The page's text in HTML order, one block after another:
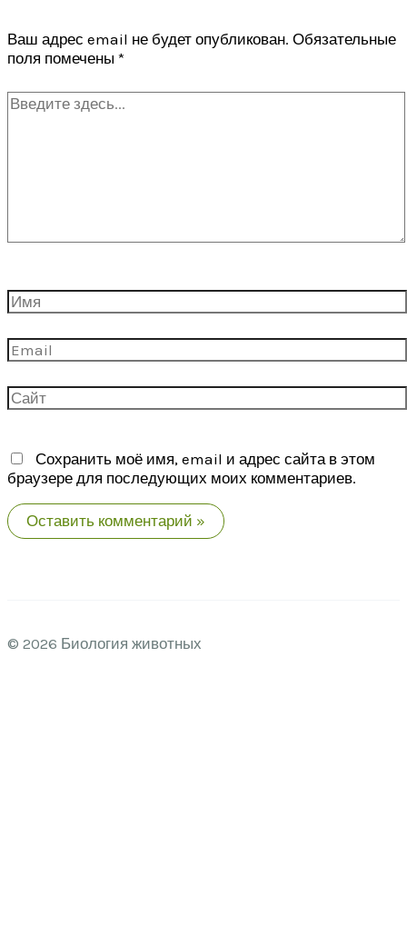
Ваш адрес email не будет опубликован. Обязательные
поля помечены *
Введите
Имя
Email
Сайт
Сохранить моё имя, email и адрес сайта в этом
браузере для последующих моих комментариев.
© 2026 Биология животных